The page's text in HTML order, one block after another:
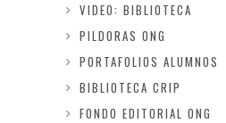
VIDEO: BIBLIOTECA
PILDORAS ONG
PORTAFOLIOS ALUMNOS
BIBLIOTECA CRIP
FONDO EDITORIAL ONG